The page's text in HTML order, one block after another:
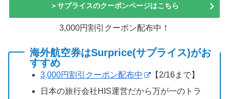
＞サプライスのクーポンページはこちら
3,000円割引クーポン配布中！
海外航空券はSurprice(サプライス)がお
すすめ
3,000円割引クーポン配布中
【2/16まで】
日本の旅行会社HIS運営だから万が一のトラ